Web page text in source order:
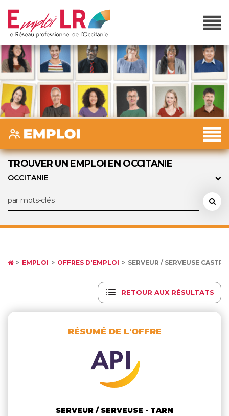
TROUVER UN EMPLOI EN OCCITANIE
EMPLOI OFFRES D'EMPLOI SERVEUR / SERVEUSE
RETOUR AUX RÉSULTATS
RÉSUMÉ DE L'OFFRE
SERVEUR / SERVEUSE - TARN